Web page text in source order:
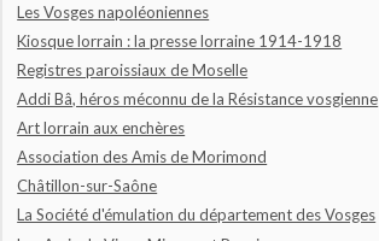
Les Vosges napoléoniennes
Kiosque lorrain : la presse lorraine 1914-1918
Registres paroissiaux de Moselle
Addi Bâ, héros méconnu de la Résistance vosgienne
Art lorrain aux enchères
Association des Amis de Morimond
Châtillon-sur-Saône
La Société d'émulation du département des Vosges